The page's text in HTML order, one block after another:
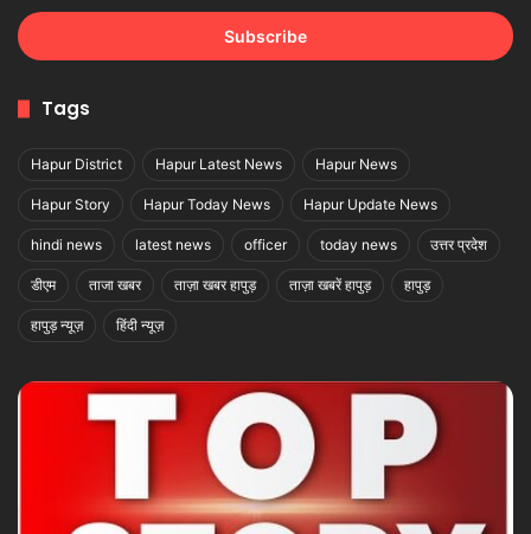
Email
address
Tags
Hapur District Hapur Latest News Hapur News
Hapur Story Hapur Today News Hapur Update News
hindi news latest news officer today news उत्तर प्रदेश
डीएम ताजा खबर ताज़ा खबर हापुड़ ताज़ा खबरें हापुड़ हापुड़
हापुड़ न्यूज़ हिंदी न्यूज़